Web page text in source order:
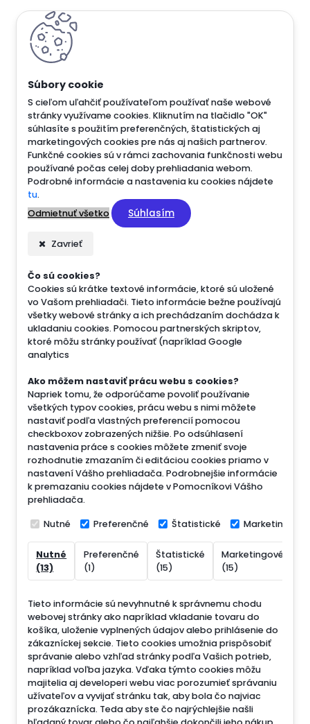
S cieľom uľahčiť používateľom používať naše webové
stránky využívame cookies. Kliknutím na tlačidlo "OK"
súhlasíte s použitím preferenčných, štatistických aj
marketingových cookies pre nás aj našich partnerov.
Funkčné cookies sú v rámci zachovania funkčnosti webu
používané počas celej doby prehliadania webom.
Podrobné informácie a nastavenia ku cookies nájdete
tu.
Odmietnuť všetko
Súhlasím
Zavrieť
Čo sú cookies?
Cookies sú krátke textové informácie, ktoré sú uložené
vo Vašom prehliadači. Tieto informácie bežne používajú
všetky webové stránky a ich prechádzaním dochádza k
ukladaniu cookies. Pomocou partnerských skriptov,
ktoré môžu stránky používať (napríklad Google
analytics
Ako môžem nastaviť prácu webu s cookies?
Napriek tomu, že odporúčame povoliť používanie
všetkých typov cookies, prácu webu s nimi môžete
nastaviť podľa vlastných preferencií pomocou
checkboxov zobrazených nižšie. Po odsúhlasení
nastavenia práce s cookies môžete zmeniť svoje
rozhodnutie zmazaním či editáciou cookies priamo v
nastavení Vášho prehliadača. Podrobnejšie informácie
k premazaniu cookies nájdete v Pomocníkovi Vášho
prehliadača.
Nutné Preferenčné Štatistické Marketingové
Nutné
(13)
Preferenčné
(1)
Štatistické
(15)
Marketingové
(15)
Tieto informácie sú nevyhnutné k správnemu chodu
webovej stránky ako napríklad vkladanie tovaru do
košíka, uloženie vyplnených údajov alebo prihlásenie do
zákazníckej sekcie. Tieto cookies umožnia prispôsobiť
správanie alebo vzhľad stránky podľa Vašich potrieb,
napríklad voľba jazyka. Vďaka týmto cookies môžu
majitelia aj developeri webu viac porozumieť správaniu
užívateľov a vyvijať stránku tak, aby bola čo najviac
prozákaznícka. Teda aby ste čo najrýchlejšie našli